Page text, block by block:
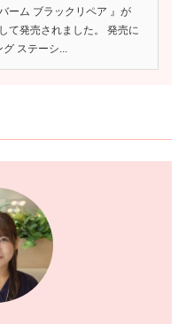
ーム ブラックリペア 』が
て発売されました。 発売に
ステーシ...